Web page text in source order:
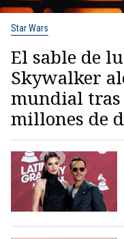
Star Wars
El sable de
Skywalker
mundial tras
millones de